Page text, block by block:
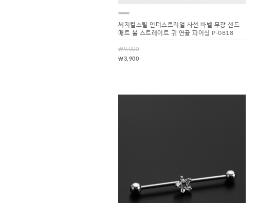
써지컬스틸 인더스트리얼 사선 바벨 무광 샌드
매트 볼 스트레이트 귀 연골 피어싱 P-0818
￦9,000
￦3,900